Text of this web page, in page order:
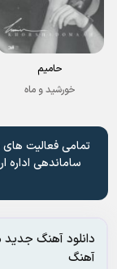
حامیم
خورشید و ماه
تمامی فعالیت های
ساماندهی اداره
دانلود آهنگ
آهنگ